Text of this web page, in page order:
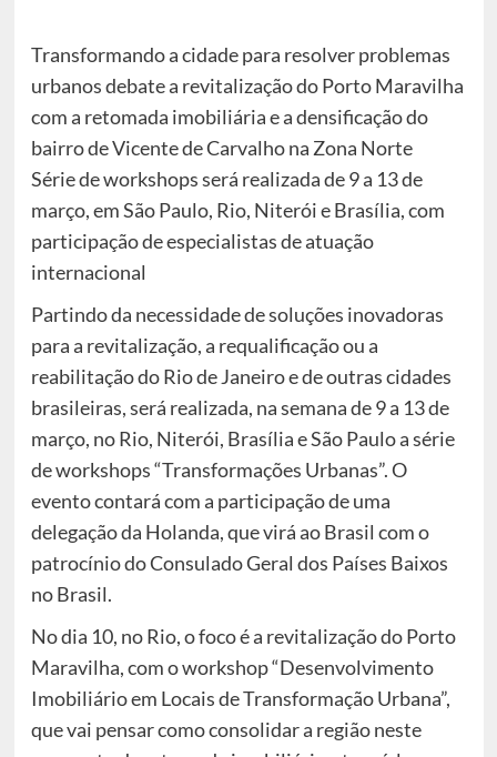
Transformando a cidade para resolver problemas
urbanos debate a revitalização do Porto Maravilha
com a retomada imobiliária e a densificação do
bairro de Vicente de Carvalho na Zona Norte
Série de workshops será realizada de 9 a 13 de
março, em São Paulo, Rio, Niterói e Brasília, com
participação de especialistas de atuação
internacional
Partindo da necessidade de soluções inovadoras
para a revitalização, a requalificação ou a
reabilitação do Rio de Janeiro e de outras cidades
brasileiras, será realizada, na semana de 9 a 13 de
março, no Rio, Niterói, Brasília e São Paulo a série
de workshops “Transformações Urbanas”. O
evento contará com a participação de uma
delegação da Holanda, que virá ao Brasil com o
patrocínio do Consulado Geral dos Países Baixos
no Brasil.
No dia 10, no Rio, o foco é a revitalização do Porto
Maravilha, com o workshop “Desenvolvimento
Imobiliário em Locais de Transformação Urbana”,
que vai pensar como consolidar a região neste